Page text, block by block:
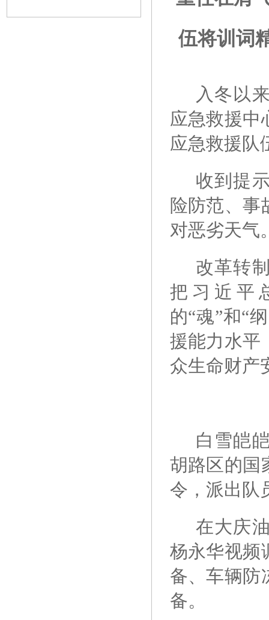
伍将训词
入冬以
应急救援中
应急救援队
收到提
险防范、事
对恶劣天气
改革转
把习近平
的“魂”和“
援能力水平
众生命财产
白雪皑
胡路区的国
令，派出队
在大庆
杨永华视频
备、车辆防
备。